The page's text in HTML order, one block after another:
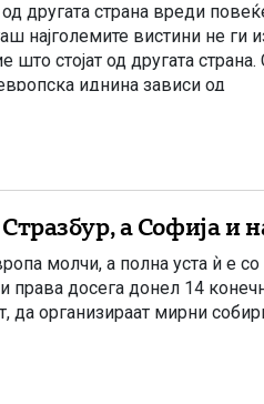
другата страна вреди
најголемите вистини не ги
што стојат од другата
иднина зависи од
Прво беше Договорот за
а Софија и
молчи, а полна уста ѝ е
права досега донел 14
да организираат мирни